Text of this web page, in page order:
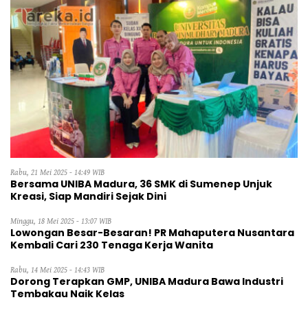
Rabu, 21 Mei 2025 - 14:49 WIB
Bersama UNIBA Madura, 36 SMK di Sumenep Unjuk
Kreasi, Siap Mandiri Sejak Dini
Minggu, 18 Mei 2025 - 13:07 WIB
Lowongan Besar-Besaran! PR Mahaputera Nusantara
Kembali Cari 230 Tenaga Kerja Wanita
Rabu, 14 Mei 2025 - 14:43 WIB
Dorong Terapkan GMP, UNIBA Madura Bawa Industri
Tembakau Naik Kelas